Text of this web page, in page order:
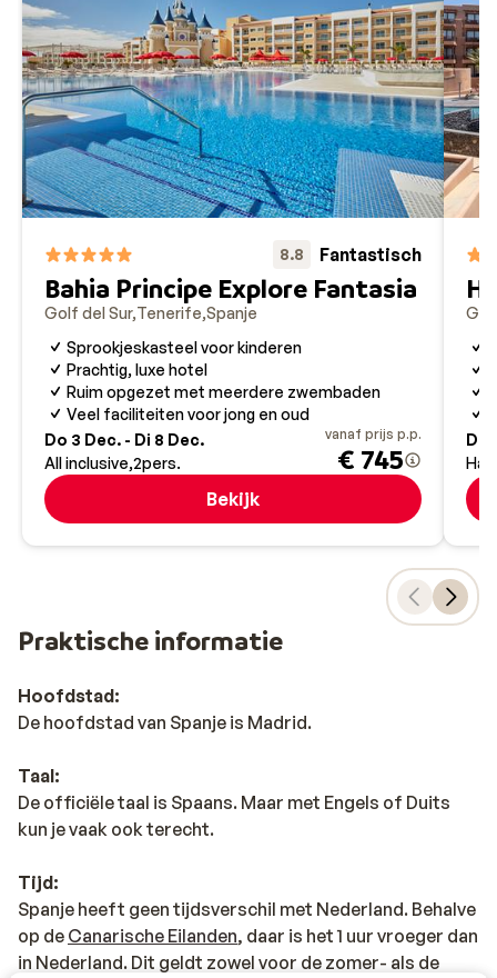
8.8 Fantastisch
Bahia Principe Explore Fantasia
Golf del Sur Tenerife Spanje
Sprookjeskasteel voor kinderen
Prachtig, luxe hotel
Ruim opgezet met meerdere zwembaden
Veel faciliteiten voor jong en oud
Do 3 Dec. - Di 8 Dec.
All inclusive 2pers.
vanaf prijs p.p.
€ 745
Bekijk
Do
Praktische informatie
Hoofdstad:
De hoofdstad van Spanje is Madrid.
Taal:
De officiële taal is Spaans. Maar met Engels of Duits
kun je vaak ook terecht.
Tijd:
Spanje heeft geen tijdsverschil met Nederland. Behalve
op de Canarische Eilanden, daar is het 1 uur vroeger dan
in Nederland. Dit geldt zowel voor de zomer- als de